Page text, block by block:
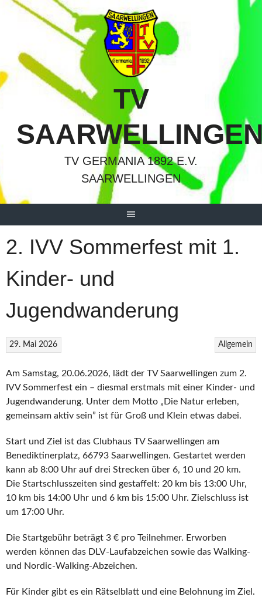
Springe
TV
TV GERMANIA 1892 E.V.
SAARWELLINGEN
2. IVV Sommerfest mit 1.
Kinder- und
Jugendwanderung
Allgemein
29. Mai 2026
Am Samstag, 20.06.2026, lädt der TV Saarwellingen zum 2.
IVV Sommerfest ein – diesmal erstmals mit einer Kinder- und
Jugendwanderung. Unter dem Motto „Die Natur erleben,
gemeinsam aktiv sein” ist für Groß und Klein etwas dabei.
Start und Ziel ist das Clubhaus TV Saarwellingen am
Benediktinerplatz, 66793 Saarwellingen. Gestartet werden
kann ab 8:00 Uhr auf drei Strecken über 6, 10 und 20 km.
Die Startschlusszeiten sind gestaffelt: 20 km bis 13:00 Uhr,
10 km bis 14:00 Uhr und 6 km bis 15:00 Uhr. Zielschluss ist
um 17:00 Uhr.
Die Startgebühr beträgt 3 € pro Teilnehmer. Erworben
werden können das DLV-Laufabzeichen sowie das Walking-
und Nordic-Walking-Abzeichen.
Für Kinder gibt es ein Rätselblatt und eine Belohnung im Ziel.